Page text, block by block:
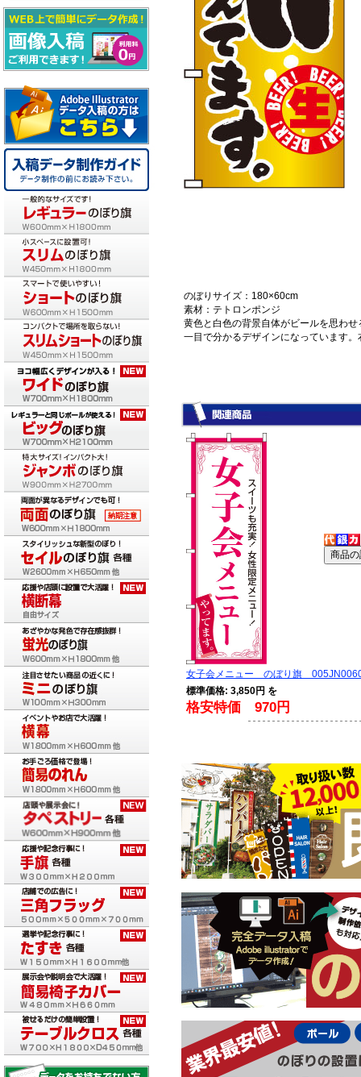
のぼりサイズ：180×60cm
素材：テトロンポンジ
黄色と白色の背景自体がビールを思わ
一目で分かるデザインになっています
女子会メニュー のぼり旗
標準価格: 3,850円 を
格安特価 970円